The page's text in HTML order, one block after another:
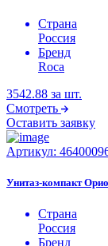
Страна
Россия
Бренд
Roca
3542.88 за шт.
Смотреть
Оставить заявку
Артикул:
Унитаз-компакт
Страна
Россия
Бренд